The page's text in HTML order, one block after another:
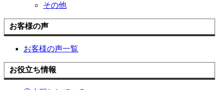
その他
お客様の声
お客様の声一覧
お役立ち情報